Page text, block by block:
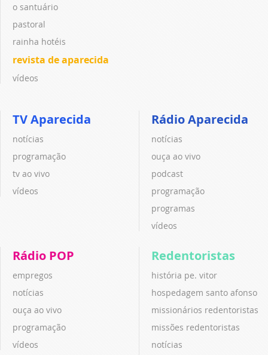
o santuário
pastoral
rainha hotéis
revista de aparecida
vídeos
TV Aparecida
notícias
programação
tv ao vivo
vídeos
Rádio Aparecida
notícias
ouça ao vivo
podcast
programação
programas
vídeos
Rádio POP
empregos
notícias
ouça ao vivo
programação
vídeos
Redentoristas
história pe. vitor
hospedagem santo afonso
missionários redentoristas
missões redentoristas
notícias